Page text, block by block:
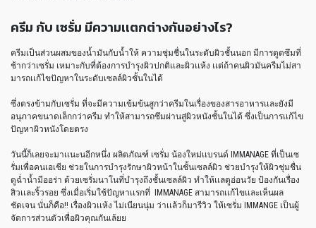
ครีม กับ เซรั่ม มีความเเตกต่างกันอย่างไร?
ครีมเป็นส่วนผสมของน้ำมันกับน้ำให้ ความชุ่มชื่นในระดับผิวชั้นนอก มีการดูดซึมที่
ช้ากว่าเซรั่ม เหมาะกับที่ต้องการบำรุงผิวปกติเเละผิวเเห้ง เเต่ถ้าคนผิวมันครีมไม่สา
มารถเเก้ไขปัญหาในระดับเซลล์ผิวชั้นในได้
ซึ่งตรงข้ามกับเซรั่ม ที่จะมีความเข้มข้นสูกว่าครีมในเรื่องของสารอาหารเเละยังมี
อนุภาคขนาดเล็กกว่าครีม ทำให้สามารถซึมผ่านสู่ผิวหนังชั้นในได้ ซึ่งเป็นการเเก้ไข
ปัญหาผิวหนังโดยตรง
วันนี้ก็เลยจะมาเเนะนอีกหนึ่ง ผลิตภัณฑ์ เซรั่ม น้องใหม่เเบรนด์ IMMANAGE ที่เป็นเซ
รั่มเพื่อคนเอเชีย ช่วยในการบำรุงรักษาผิวหน้าในชั้นเซลล์ผิว ช่วยบำรุงให้ผิวชุ่มชื่น
ดูฉ่ำน้ำมีออร่า ด้วยเซรั่มนาโนที่บำรุงถึงชั้นเซลล์ผิว ทำให้เเลดูอ่อนวัย ป้องกันเรื่อง
สิวเเละริ้วรอย ซึ่งเมื่อเริ่มใช้ปัญหาเเรกที่ IMMANAGE สามารถเเก้ไขเเละเห็นผล
ชัดเจน นั่นก็คือ!! เรื่องผิวเเห้ง ไม่เนียนนุ่ม ว่าเเล้วก็มารีวิว ให้เซรั่ม IMMANGE เป็นผู้
จัดการส่วนตัวเพื่อผิวคุณกันเล้ยย